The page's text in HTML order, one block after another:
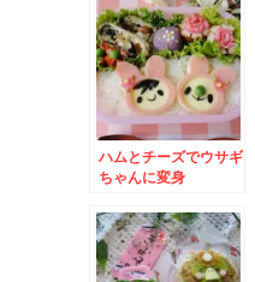
ハムとチーズでウサギ
ちゃんに変身